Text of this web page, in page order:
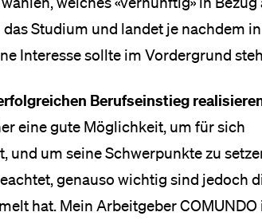
Studium und landet je nachdem
Interesse sollte im Vordergrund
Berufseinstieg
eine gute Möglichkeit, um für sich
und um seine Schwerpunkte zu
genauso wichtig sind jedoch
hat. Mein Arbeitgeber COMUNDO